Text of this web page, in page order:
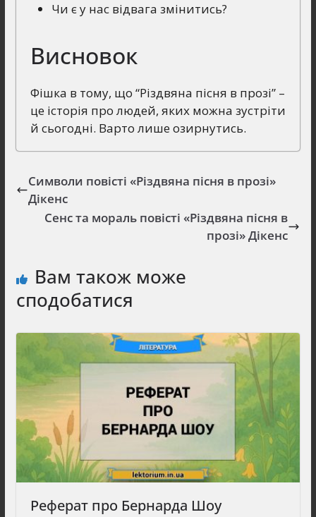
Чи є у нас відвага змінитись?
Висновок
Фішка в тому, що “Різдвяна пісня в прозі” –
це історія про людей, яких можна зустріти
й сьогодні. Варто лише озирнутись.
Символи повісті «Різдвяна пісня в прозі»
Дікенс
Сенс та мораль повісті «Різдвяна пісня в
прозі» Дікенс
Вам також може
сподобатися
Реферат про Бернарда Шоу